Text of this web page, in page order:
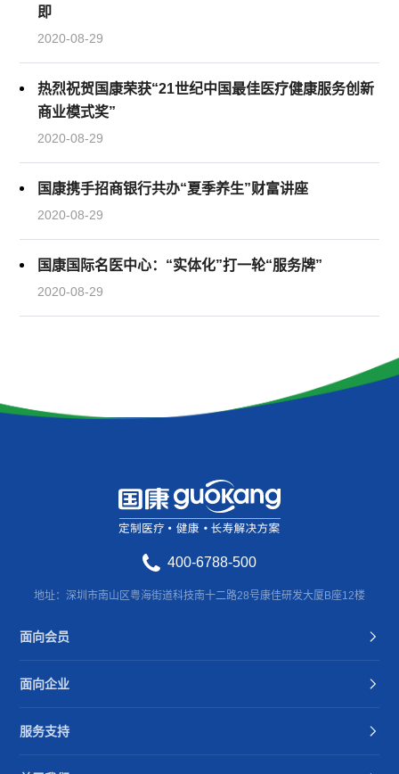
即
2020-08-29
热烈祝贺国康荣获“21世纪中国最佳医疗健康服务创新
商业模式奖”
2020-08-29
国康携手招商银行共办“夏季养生”财富讲座
2020-08-29
国康国际名医中心：“实体化”打一轮“服务牌”
2020-08-29
400-6788-500
地址：深圳市南山区粤海街道科技南十二路28号康佳研发大厦B座12楼
面向会员
面向企业
服务支持